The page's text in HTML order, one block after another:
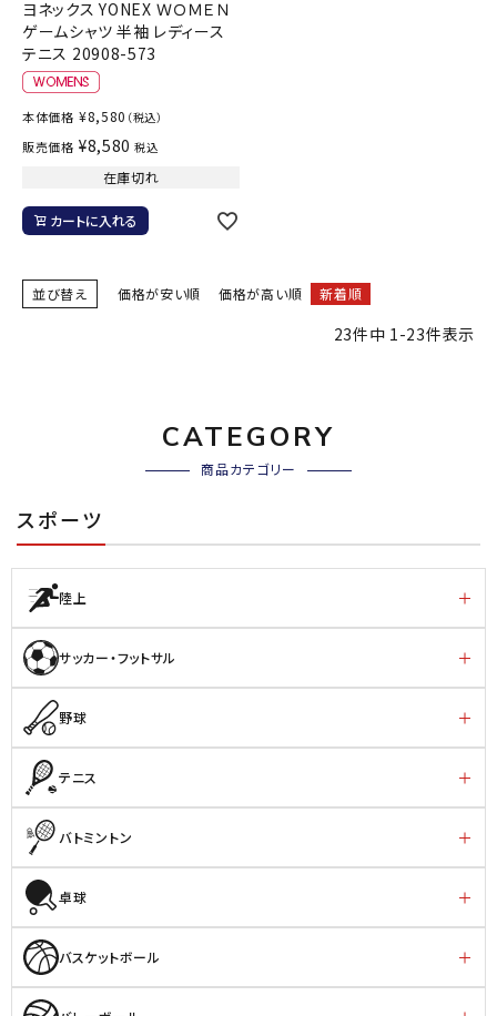
ヨネックス YONEX ＷＯＭＥＮ
ゲームシャツ 半袖 レディース
テニス 20908-573
本体価格 ¥8,580 （税込）
販売価格 ¥8,580 税込
在庫切れ
カートに入れる
並び替え 価格が安い順 価格が高い順 新着順
23件中 1-23件表示
CATEGORY
商品カテゴリー
スポーツ
陸上
サッカー・フットサル
野球
テニス
バトミントン
卓球
バスケットボール